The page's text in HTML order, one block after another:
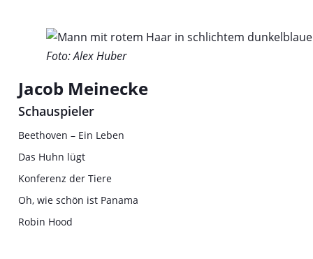
Foto: Alex Huber
Jacob Meinecke
Schauspieler
Beethoven – Ein Leben
Das Huhn lügt
Konferenz der Tiere
Oh, wie schön ist Panama
Robin Hood